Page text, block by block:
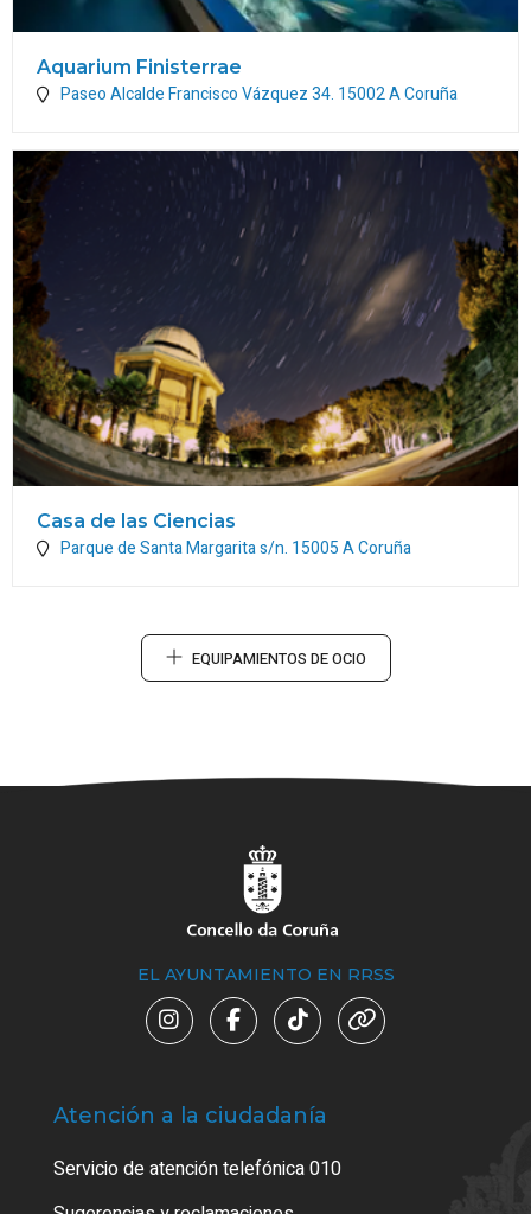
Aquarium Finisterrae
Paseo Alcalde Francisco Vázquez 34. 15002A Coruña
Casa de las Ciencias
Parque de Santa Margarita s/n. 15005A Coruña
EQUIPAMIENTOS DE OCIO
EL AYUNTAMIENTO EN RRSS
Atención a la ciudadanía
Servicio de atención telefónica 010